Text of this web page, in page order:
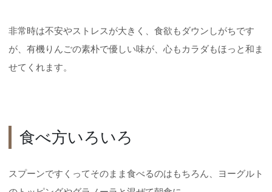
非常時は不安やストレスが大きく、食欲もダウンしがちです
が、有機りんごの素朴で優しい味が、心もカラダもほっと和ま
せてくれます。
食べ方いろいろ
スプーンですくってそのまま食べるのはもちろん、ヨーグルト